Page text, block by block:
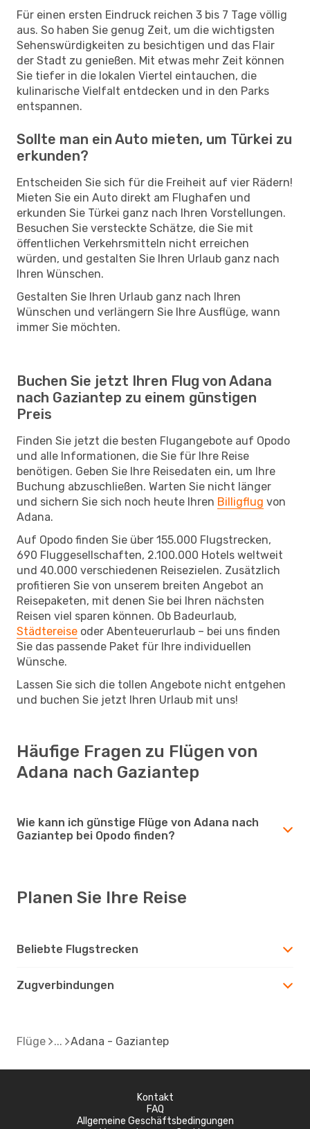
Für einen ersten Eindruck reichen 3 bis 7 Tage völlig
aus. So haben Sie genug Zeit, um die wichtigsten
Sehenswürdigkeiten zu besichtigen und das Flair
der Stadt zu genießen. Mit etwas mehr Zeit können
Sie tiefer in die lokalen Viertel eintauchen, die
kulinarische Vielfalt entdecken und in den Parks
entspannen.
Sollte man ein Auto mieten, um Türkei zu
erkunden?
Entscheiden Sie sich für die Freiheit auf vier Rädern!
Mieten Sie ein Auto direkt am Flughafen und
erkunden Sie Türkei ganz nach Ihren Vorstellungen.
Besuchen Sie versteckte Schätze, die Sie mit
öffentlichen Verkehrsmitteln nicht erreichen
würden, und gestalten Sie Ihren Urlaub ganz nach
Ihren Wünschen.
Gestalten Sie Ihren Urlaub ganz nach Ihren
Wünschen und verlängern Sie Ihre Ausflüge, wann
immer Sie möchten.
Buchen Sie jetzt Ihren Flug von Adana
nach Gaziantep zu einem günstigen
Preis
Finden Sie jetzt die besten Flugangebote auf Opodo
und alle Informationen, die Sie für Ihre Reise
benötigen. Geben Sie Ihre Reisedaten ein, um Ihre
Buchung abzuschließen. Warten Sie nicht länger
und sichern Sie sich noch heute Ihren Billigflug von
Adana.
Auf Opodo finden Sie über 155.000 Flugstrecken,
690 Fluggesellschaften, 2.100.000 Hotels weltweit
und 40.000 verschiedenen Reisezielen. Zusätzlich
profitieren Sie von unserem breiten Angebot an
Reisepaketen, mit denen Sie bei Ihren nächsten
Reisen viel sparen können. Ob Badeurlaub,
Städtereise oder Abenteuerurlaub – bei uns finden
Sie das passende Paket für Ihre individuellen
Wünsche.
Lassen Sie sich die tollen Angebote nicht entgehen
und buchen Sie jetzt Ihren Urlaub mit uns!
Häufige Fragen zu Flügen von
Adana nach Gaziantep
Wie kann ich günstige Flüge von Adana nach
Gaziantep bei Opodo finden?
Planen Sie Ihre Reise
Beliebte Flugstrecken
Zugverbindungen
Flüge Adana - Gaziantep
Kontakt
FAQ
Allgemeine Geschäftsbedingungen